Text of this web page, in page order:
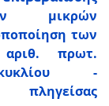
μικρών
των
πρωτ.
-